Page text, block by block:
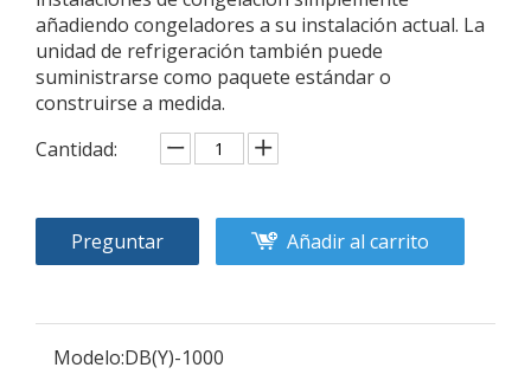
añadiendo congeladores a su instalación actual. La
unidad de refrigeración también puede
suministrarse como paquete estándar o
construirse a medida.
Cantidad:
Preguntar Añadir al carrito
Modelo:DB(Y)-1000